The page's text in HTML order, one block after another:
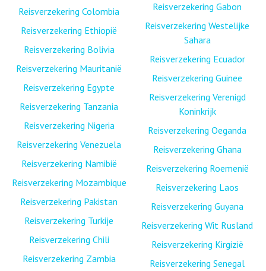
Reisverzekering Colombia
Reisverzekering Ethiopië
Reisverzekering Bolivia
Reisverzekering Mauritanië
Reisverzekering Egypte
Reisverzekering Tanzania
Reisverzekering Nigeria
Reisverzekering Venezuela
Reisverzekering Namibië
Reisverzekering Mozambique
Reisverzekering Pakistan
Reisverzekering Turkije
Reisverzekering Chili
Reisverzekering Zambia
Reisverzekering Gabon
Reisverzekering Westelijke
Sahara
Reisverzekering Ecuador
Reisverzekering Guinee
Reisverzekering Verenigd
Koninkrijk
Reisverzekering Oeganda
Reisverzekering Ghana
Reisverzekering Roemenië
Reisverzekering Laos
Reisverzekering Guyana
Reisverzekering Wit Rusland
Reisverzekering Kirgizië
Reisverzekering Senegal